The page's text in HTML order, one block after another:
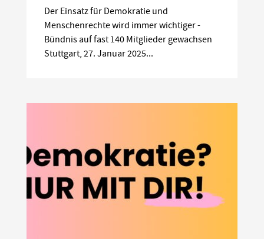
Der Einsatz für Demokratie und
Menschenrechte wird immer wichtiger -
Bündnis auf fast 140 Mitglieder gewachsen
Stuttgart, 27. Januar 2025...